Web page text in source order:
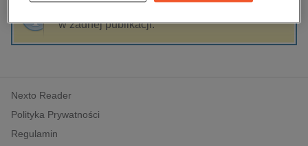
edukacja
hobby, sport, rozrywka
komputery, internet, technologie, informatyka
polityka, społeczno-informacyjne
psychologiczne
inne
w żadnej publikacji.
Nexto Reader
Polityka Prywatności
Regulamin